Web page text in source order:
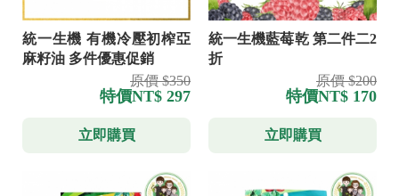
統一生機 有機冷壓初榨亞
麻籽油 多件優惠促銷
原價 $350
特價NT$ 297
立即購買
統一生機藍莓乾 第二件二2
折
原價 $200
特價NT$ 170
立即購買